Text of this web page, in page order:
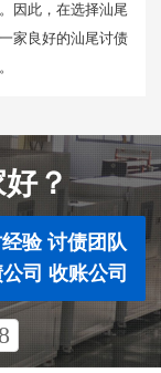
因此，在选择汕尾
家良好的汕尾讨债
？
验 讨债团队
司 收账公司